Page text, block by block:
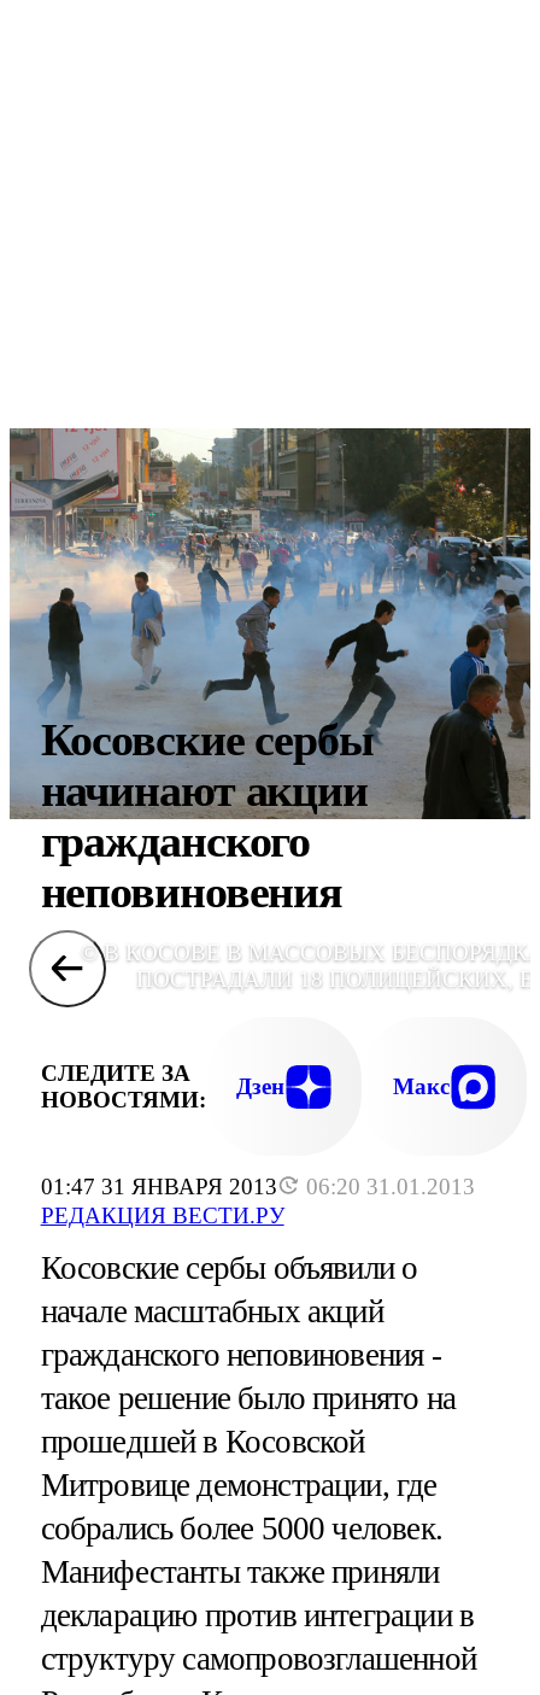
01:47 31 ЯНВАРЯ 2013
06:20 31.01.2013
РЕДАКЦИЯ ВЕСТИ.РУ
Косовские сербы
начинают акции
гражданского
неповиновения
© В КОСОВЕ В МАССОВЫХ
ПОСТРАДАЛИ 18 ПОЛИЦЕЙСКИХ,
СЛЕДИТЕ ЗА
НОВОСТЯМИ:
Дзен Макс
Косовские сербы объявили о
начале масштабных акций
гражданского неповиновения -
такое решение было принято на
прошедшей в Косовской
Митровице демонстрации, где
собрались более 5000 человек.
Манифестанты также приняли
декларацию против интеграции в
структуру самопровозглашенной